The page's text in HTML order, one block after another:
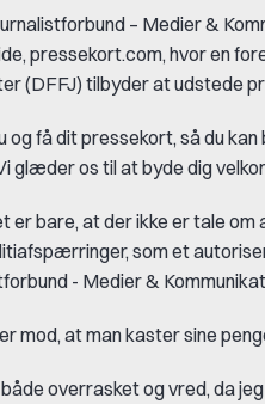
– Medier &
pressekort.com, hvor en
(DFFJ) tilbyder at udstede
og få dit pressekort, så du
glæder os til at byde dig
er bare, at der ikke er tale
som et
- Medier &
mod, at man kaster sine
både overrasket og vred, da